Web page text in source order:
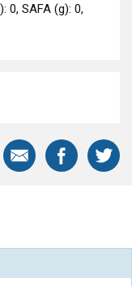
0, SAFA (g): 0,